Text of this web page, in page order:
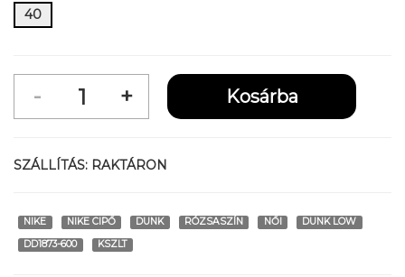
40
SZÁLLÍTÁS: RAKTÁRON
NIKE NIKE CIPŐ DUNK RÓZSASZÍN NŐI
DUNK LOW
DD1873-600
KSZLT